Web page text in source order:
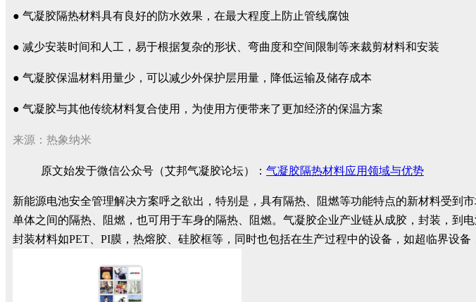
● 气凝胶隔热材料具有良好的防水效果，在最大程度上防止管线腐蚀
● 减少安装时间和人工，易于根据复杂的形状、弯曲度和空间限制等来裁剪材料和安装
● 气凝胶保温材料用量少，可以减少外保护层用量，降低运输及储存成本
● 气凝胶与其他传统材料复合使用，为使用方便带来了更加经济的保温方案
来源：热象纳米
原文始发于微信公众号（艾邦气凝胶论坛）： 气凝胶隔热材料应用领域与优势
新能源电池安全管理解决方案呼之欲出，特别是，具有隔热、阻燃等功能特点的新材料受
单体之间的隔热、阻燃，也可用于车身的隔热、阻燃。气凝胶企业产业链从成胶，封装，到
封装材料如PET、PI膜，热熔胶、硅胶框等，同时也包括在生产过程中的设备，如超临界设备